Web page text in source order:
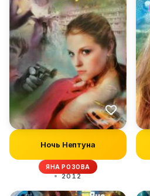
Ночь Нептуна
ЯНА РОЗОВА
2012